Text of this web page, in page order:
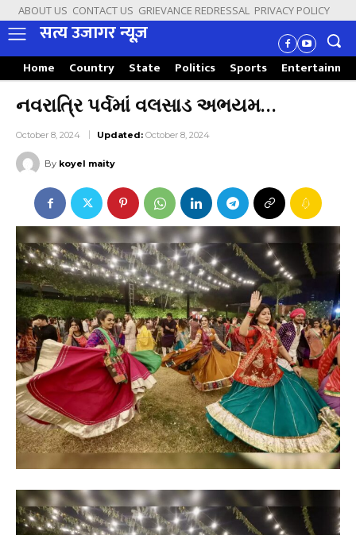
ABOUT US CONTACT US GRIEVANCE REDRESSAL PRIVACY POLICY
सत्य उजागर न्यूज़
Home Country State Politics Sports
નવરાત્રિ પર્વમાં વલસાડ અભયમ…
October 8, 2024 Updated: October 8, 2024
By koyel maity